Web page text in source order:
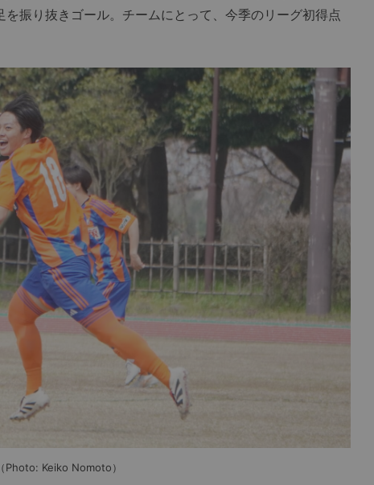
振り抜きゴール。チームにとって、今季のリーグ初得点
Photo: Keiko Nomoto）